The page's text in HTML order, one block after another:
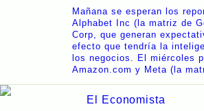
Mañana se esperan los
Alphabet Inc (la matriz de
Corp, que generan
efecto que tendría la
los negocios. El miércoles
Amazon.com y Meta (la
El Economista